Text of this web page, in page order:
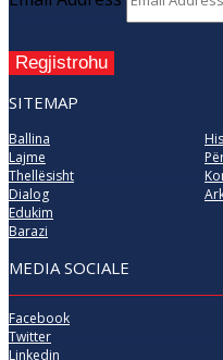
Regjistrohu
SITEMAP
Ballina
Lajme
Thellësisht
Dialog
Edukim
Barazi
MEDIA SOCIALE
Facebook
Twitter
Linkedin